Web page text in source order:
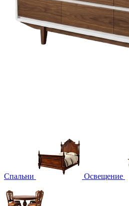
Спальни Освещение